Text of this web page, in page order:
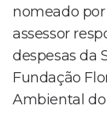
nomeado por
assessor
despesas da
Fundação
Ambiental do